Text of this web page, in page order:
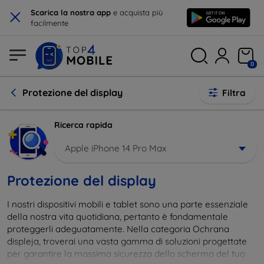
× Scarica la nostra app e acquista più
facilmente
0
Protezione del display Filtra
Ricerca rapida
Apple iPhone 14 Pro Max
Protezione del display
I nostri dispositivi mobili e tablet sono una parte essenziale
della nostra vita quotidiana, pertanto è fondamentale
proteggerli adeguatamente. Nella categoria Ochrana
displeja, troverai una vasta gamma di soluzioni progettate
per garantire la massima sicurezza dello schermo del tuo